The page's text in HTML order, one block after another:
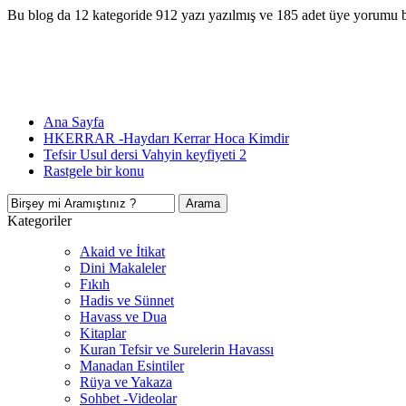
Bu blog da 12 kategoride 912 yazı yazılmış ve 185 adet üye yorumu
Ana Sayfa
HKERRAR -Haydarı Kerrar Hoca Kimdir
Tefsir Usul dersi Vahyin keyfiyeti 2
Rastgele bir konu
Kategoriler
Akaid ve İtikat
Dini Makaleler
Fıkıh
Hadis ve Sünnet
Havass ve Dua
Kitaplar
Kuran Tefsir ve Surelerin Havassı
Manadan Esintiler
Rüya ve Yakaza
Sohbet -Videolar